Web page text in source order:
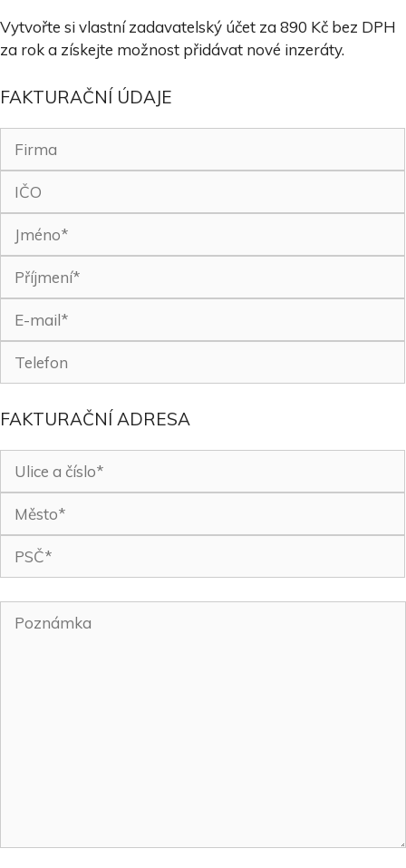
Vytvořte si vlastní zadavatelský účet za 890 Kč bez DPH
za rok a získejte možnost přidávat nové inzeráty.
FAKTURAČNÍ ÚDAJE
FAKTURAČNÍ ADRESA